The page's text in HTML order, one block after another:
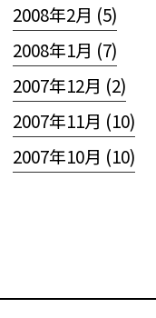
2008年2月 (5)
2008年1月 (7)
2007年12月 (2)
2007年11月 (10)
2007年10月 (10)